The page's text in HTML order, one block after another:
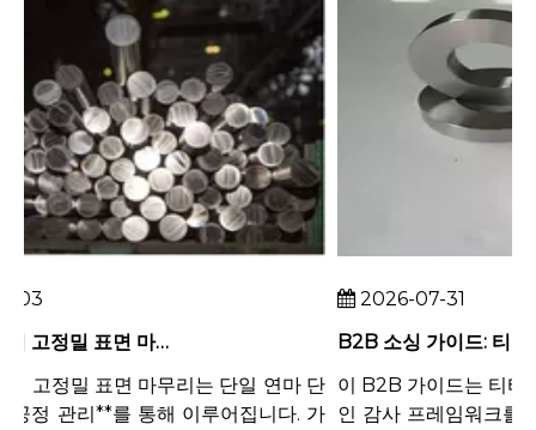
티타늄 로드의 고정밀 표면 마감을 달성하는 방법
고정밀 표면 마무리는 단일 연마 단
정 관리**를 통해 이루어집니다. 가
2026-07-31
이 B2B 가이드는 티타늄
인 감사 프레임워크를